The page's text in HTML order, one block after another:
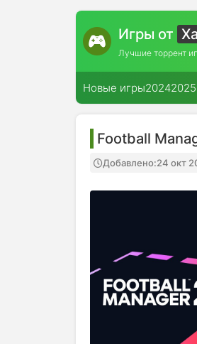
Игры от
Лучшие торрент
Новые игры20242025
Football
Добавлено:24 окт